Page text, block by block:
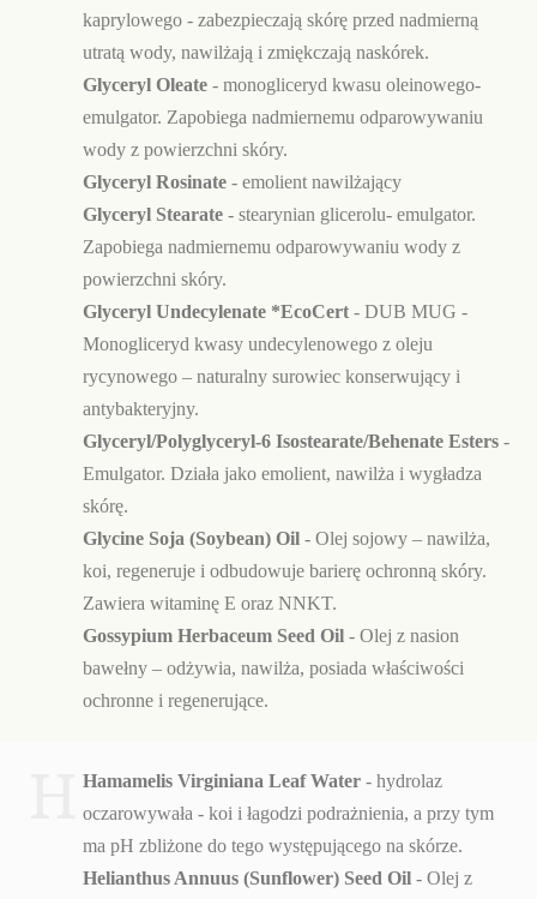
kaprylowego - zabezpieczają skórę przed nadmierną
utratą wody, nawilżają i zmiękczają naskórek.
Glyceryl Oleate - monogliceryd kwasu oleinowego-
emulgator. Zapobiega nadmiernemu odparowywaniu
wody z powierzchni skóry.
Glyceryl Rosinate - emolient nawilżający
Glyceryl Stearate - stearynian glicerolu- emulgator.
Zapobiega nadmiernemu odparowywaniu wody z
powierzchni skóry.
Glyceryl Undecylenate *EcoCert - DUB MUG -
Monogliceryd kwasy undecylenowego z oleju
rycynowego – naturalny surowiec konserwujący i
antybakteryjny.
Glyceryl/Polyglyceryl-6 Isostearate/Behenate Esters -
Emulgator. Działa jako emolient, nawilża i wygładza
skórę.
Glycine Soja (Soybean) Oil - Olej sojowy – nawilża,
koi, regeneruje i odbudowuje barierę ochronną skóry.
Zawiera witaminę E oraz NNKT.
Gossypium Herbaceum Seed Oil - Olej z nasion
bawełny – odżywia, nawilża, posiada właściwości
ochronne i regenerujące.
Hamamelis Virginiana Leaf Water - hydrolaz
oczarowywała - koi i łagodzi podrażnienia, a przy tym
ma pH zbliżone do tego występującego na skórze.
Helianthus Annuus (Sunflower) Seed Oil - Olej z